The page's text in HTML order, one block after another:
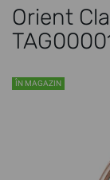
Orient
ÎN MAGAZIN